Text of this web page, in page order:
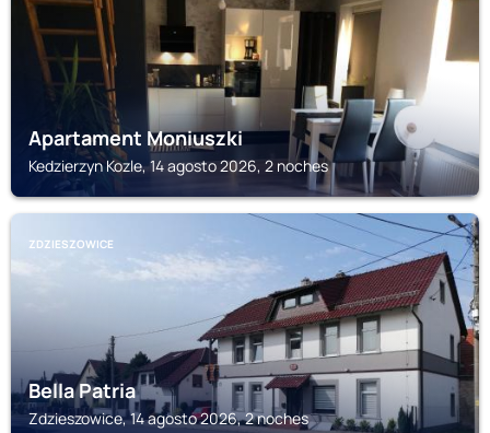
Apartament Moniuszki
Kedzierzyn Kozle, 14 agosto 2026, 2 noches
ZDZIESZOWICE
Bella Patria
Zdzieszowice, 14 agosto 2026, 2 noches